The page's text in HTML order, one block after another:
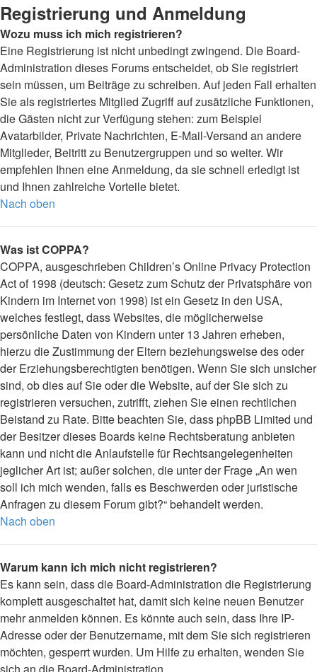
Registrierung und Anmeldung
Wozu muss ich mich registrieren?
Eine Registrierung ist nicht unbedingt zwingend. Die Board-
Administration dieses Forums entscheidet, ob Sie registriert
sein müssen, um Beiträge zu schreiben. Auf jeden Fall erhalten
Sie als registriertes Mitglied Zugriff auf zusätzliche Funktionen,
die Gästen nicht zur Verfügung stehen: zum Beispiel
Avatarbilder, Private Nachrichten, E-Mail-Versand an andere
Mitglieder, Beitritt zu Benutzergruppen und so weiter. Wir
empfehlen Ihnen eine Anmeldung, da sie schnell erledigt ist
und Ihnen zahlreiche Vorteile bietet.
Nach oben
Was ist COPPA?
COPPA, ausgeschrieben Children’s Online Privacy Protection
Act of 1998 (deutsch: Gesetz zum Schutz der Privatsphäre von
Kindern im Internet von 1998) ist ein Gesetz in den USA,
welches festlegt, dass Websites, die möglicherweise
persönliche Daten von Kindern unter 13 Jahren erheben,
hierzu die Zustimmung der Eltern beziehungsweise des oder
der Erziehungsberechtigten benötigen. Wenn Sie sich unsicher
sind, ob dies auf Sie oder die Website, auf der Sie sich zu
registrieren versuchen, zutrifft, ziehen Sie einen rechtlichen
Beistand zu Rate. Bitte beachten Sie, dass phpBB Limited und
der Besitzer dieses Boards keine Rechtsberatung anbieten
kann und nicht die Anlaufstelle für Rechtsangelegenheiten
jeglicher Art ist; außer solchen, die unter der Frage „An wen
soll ich mich wenden, falls es Beschwerden oder juristische
Anfragen zu diesem Forum gibt?“ behandelt werden.
Nach oben
Warum kann ich mich nicht registrieren?
Es kann sein, dass die Board-Administration die Registrierung
komplett ausgeschaltet hat, damit sich keine neuen Benutzer
mehr anmelden können. Es könnte auch sein, dass Ihre IP-
Adresse oder der Benutzername, mit dem Sie sich registrieren
möchten, gesperrt wurden. Um Hilfe zu erhalten, wenden Sie